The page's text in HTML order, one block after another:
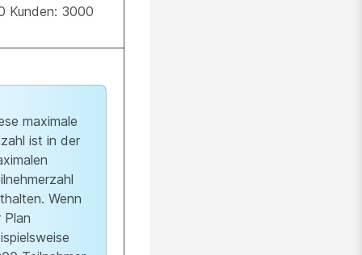
Kunden: 3000
maximale
ist in der
Wenn
Plan